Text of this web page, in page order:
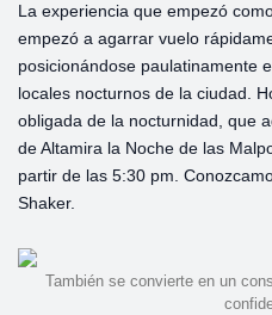
La experiencia que empezó
empezó a agarrar vuelo
posicionándose paulatinamente
locales nocturnos de la ciudad.
obligada de la nocturnidad, que
de Altamira la Noche de las
partir de las 5:30 pm.
Shaker.
También se convierte en un